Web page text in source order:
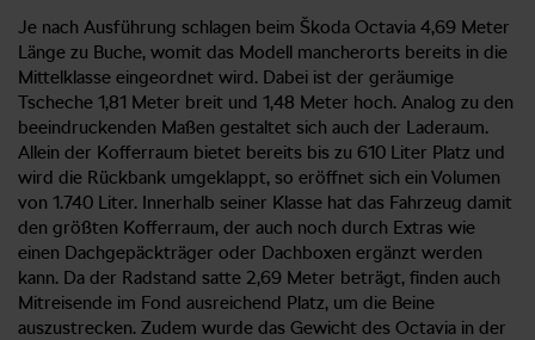
Je nach Ausführung schlagen beim Škoda Octavia 4,69 Meter
Länge zu Buche, womit das Modell mancherorts bereits in die
Mittelklasse eingeordnet wird. Dabei ist der geräumige
Tscheche 1,81 Meter breit und 1,48 Meter hoch. Analog zu den
beeindruckenden Maßen gestaltet sich auch der Laderaum.
Allein der Kofferraum bietet bereits bis zu 610 Liter Platz und
wird die Rückbank umgeklappt, so eröffnet sich ein Volumen
von 1.740 Liter. Innerhalb seiner Klasse hat das Fahrzeug damit
den größten Kofferraum, der auch noch durch Extras wie
einen Dachgepäckträger oder Dachboxen ergänzt werden
kann. Da der Radstand satte 2,69 Meter beträgt, finden auch
Mitreisende im Fond ausreichend Platz, um die Beine
auszustrecken. Zudem wurde das Gewicht des Octavia in der